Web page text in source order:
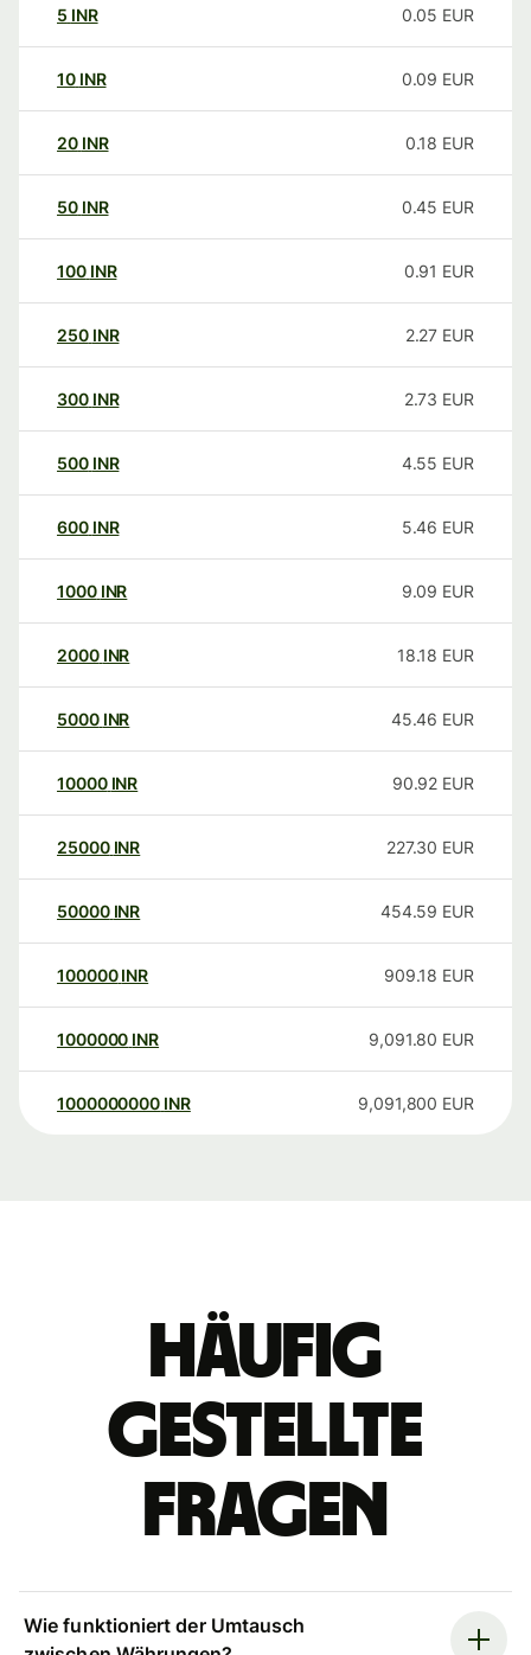
5 INR 0.05 EUR
10 INR 0.09 EUR
20 INR 0.18 EUR
50 INR 0.45 EUR
100 INR 0.91 EUR
250 INR 2.27 EUR
300 INR 2.73 EUR
500 INR 4.55 EUR
600 INR 5.46 EUR
1000 INR 9.09 EUR
2000 INR 18.18 EUR
5000 INR 45.46 EUR
10000 INR 90.92 EUR
25000 INR 227.30 EUR
50000 INR 454.59 EUR
100000 INR 909.18 EUR
1000000 INR 9,091.80 EUR
1000000000 INR 9,091,800 EUR
Häufig
gestellte
Fragen
Wie funktioniert der Umtausch